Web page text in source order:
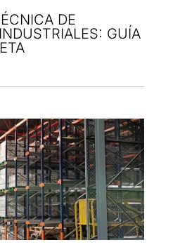
DE
GUÍA